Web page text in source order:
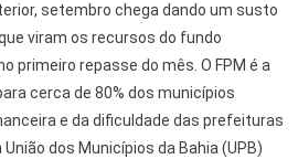
setembro chega dando um susto
viram os recursos do fundo
primeiro repasse do mês. O FPM é a
cerca de 80% dos municípios
e da dificuldade das prefeituras
dos Municípios da Bahia (UPB)